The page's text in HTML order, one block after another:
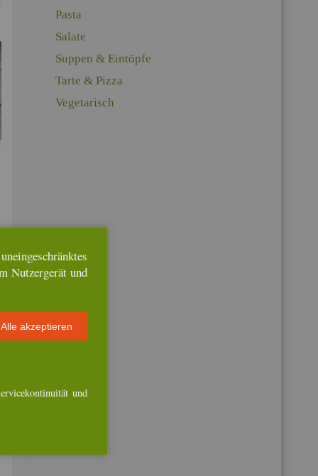
Pasta
Sa­la­te
Sup­pen & Ein­töp­fe
Tarte & Pizza
Ve­ge­ta­risch
Nut­zer­ge­rät und
Alle ak­zep­tie­ren
und